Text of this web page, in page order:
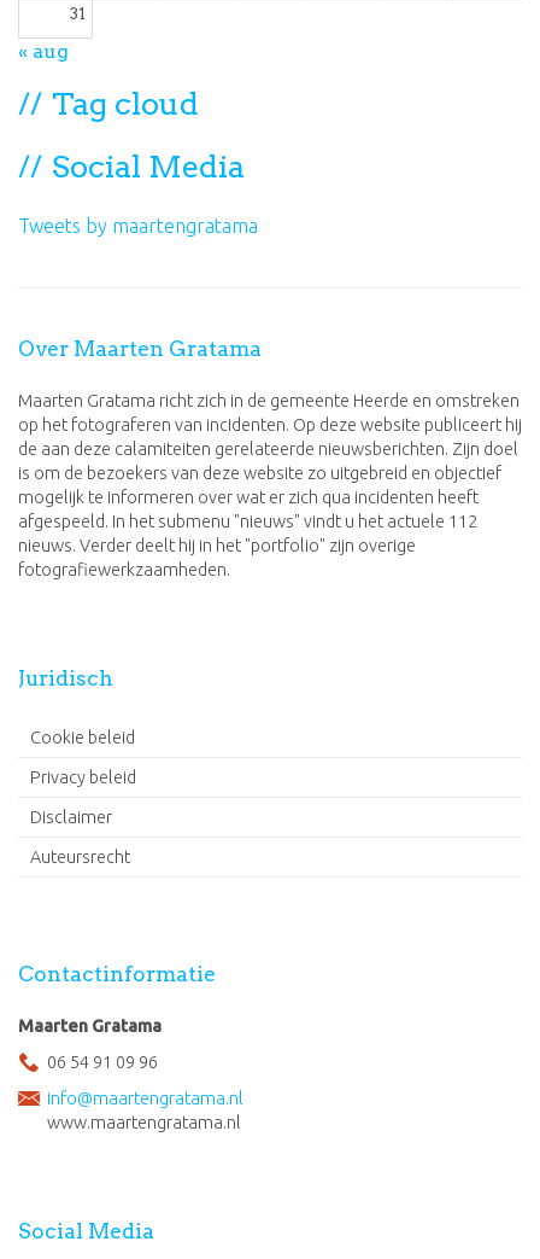
31
« aug
Tag cloud
Social Media
Tweets by maartengratama
Over Maarten Gratama
Maarten Gratama richt zich in de gemeente Heerde en omstreken
op het fotograferen van incidenten. Op deze website publiceert hij
de aan deze calamiteiten gerelateerde nieuwsberichten. Zijn doel
is om de bezoekers van deze website zo uitgebreid en objectief
mogelijk te informeren over wat er zich qua incidenten heeft
afgespeeld. In het submenu "nieuws" vindt u het actuele 112
nieuws. Verder deelt hij in het "portfolio" zijn overige
fotografiewerkzaamheden.
Juridisch
Cookie beleid
Privacy beleid
Disclaimer
Auteursrecht
Contactinformatie
Maarten Gratama
06 54 91 09 96
info@maartengratama.nl
www.maartengratama.nl
Social Media